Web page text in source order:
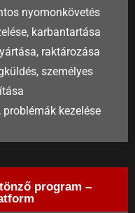
nyomonkövetés
karbantartása
raktározása
személyes
kezelése
program –